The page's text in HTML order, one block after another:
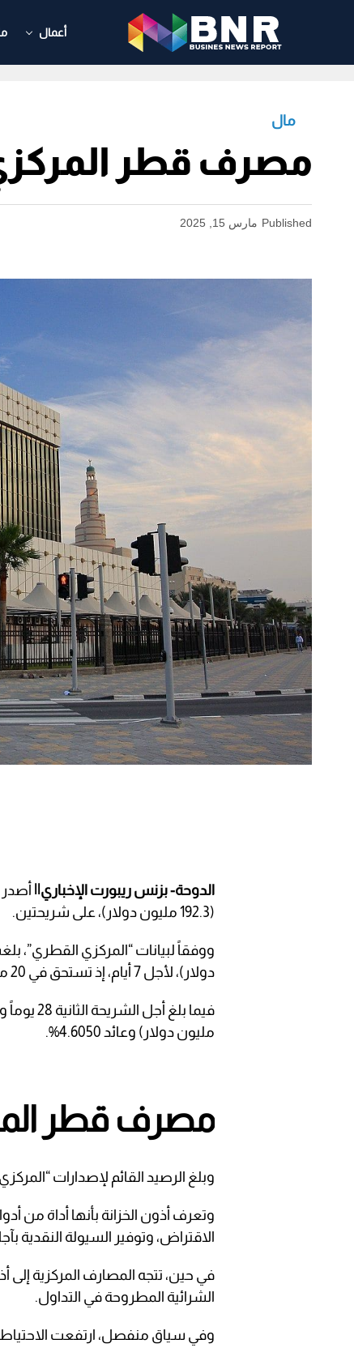
أعمال
مال
مصرف قطر
Published مارس 15, 2025
الدوحة- بزنس ريبورت الإخباري|| أصدر
(192.3 مليون دولار)، على شريحتين.
دولار)، لأجل 7 أيام، إذ تستحق في 20 مارس 2025، بمعدل عائد 4.61%.
مليون دولار) وعائد 4.6050%.
مصرف قطر
وبلغ الرصيد القائم لإصدارات “المركزي” من أذون الخزينة 14.85
وتعرف أذون الخزانة بأنها أداة من
الاقتراض، وتوفير السيولة النقدية بآجال
في حين، تتجه المصارف المركزية إلى
الشرائية المطروحة في التداول.
وفي سياق منفصل، ارتفعت